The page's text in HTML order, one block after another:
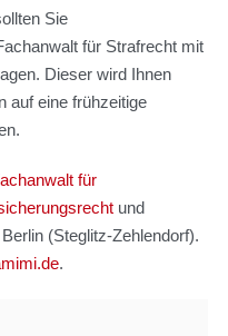
Sie
für Strafrecht mit
Dieser wird Ihnen
auf eine frühzeitige
für
und
(Steglitz-Zehlendorf).
.